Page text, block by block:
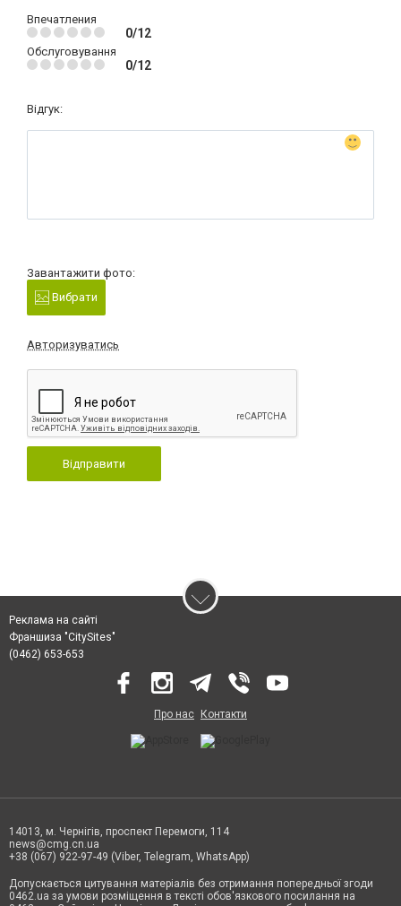
Впечатления
0/12
Обслуговування
0/12
Відгук:
Завантажити фото:
Вибрати
Авторизуватись
Відправити
Реклама на сайті
Франшиза "CitySites"
(0462) 653-653
Про нас Контакти
14013, м. Чернігів, проспект Перемоги, 114
news@cmg.cn.ua
+38 (067) 922-97-49 (Viber, Telegram, WhatsApp)
Допускається цитування матеріалів без отримання попередньої згоди
0462.ua за умови розміщення в тексті обов'язкового посилання на